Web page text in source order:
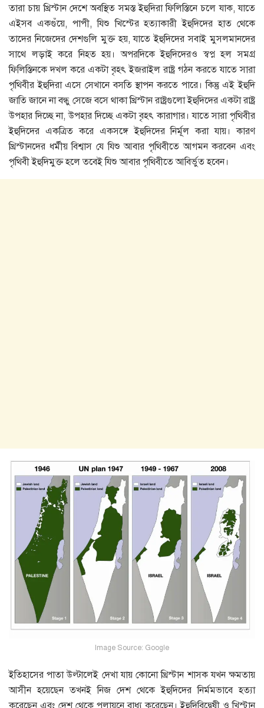
তারা চায় খ্রিস্টান দেশে অবস্থিত সমস্ত ইহুদিরা ফিলিস্তিনে চলে যাক, যাতে
এইসব একগুঁয়ে, পাপী, যিশু খিস্টের হত্যাকারী ইহুদিদের হাত থেকে
তাদের নিজেদের দেশগুলি মুক্ত হয়, যাতে ইহুদিদের সবাই মুসলমানদের
সাথে লড়াই করে নিহত হয়। অপরদিকে ইহুদিদেরও স্বপ্ন হল সমগ্র
ফিলিস্তিনকে দখল করে একটা বৃহৎ ইজরাইল রাষ্ট্র গঠন করতে যাতে সারা
পৃথিবীর ইহুদিরা এসে সেখানে বসতি স্থাপন করতে পারে। কিন্তু এই ইহুদি
জাতি জানে না বন্ধু সেজে বসে থাকা খ্রিস্টান রাষ্ট্রগুলো ইহুদিদের একটা রাষ্ট্র
উপহার দিচ্ছে না, উপহার দিচ্ছে একটা বৃহৎ কারাগার। যাতে সারা পৃথিবীর
ইহুদিদের একত্রিত করে একসঙ্গে ইহুদিদের নির্মূল করা যায়। কারণ
খ্রিস্টানদের ধর্মীয় বিশ্বাস যে যিশু আবার পৃথিবীতে আগমন করবেন এবং
পৃথিবী ইহুদিমুক্ত হলে তবেই যিশু আবার পৃথিবীতে আবির্ভুত হবেন।
Image Source: Google
ইতিহাসের পাতা উল্টালেই দেখা যায় কোনো খ্রিস্টান শাসক যখন ক্ষমতায়
আসীন হয়েছেন তখনই নিজ দেশ থেকে ইহুদিদের নির্মমভাবে হত্যা
করেছেন এবং দেশ থেকে পলায়নে বাধ্য করেছেন। ইহুদিবিদ্বেষী ও খিস্টান